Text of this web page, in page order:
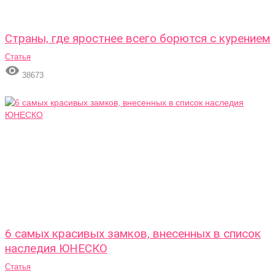
Страны, где яростнее всего борются с курением
Статья
 38673
6 самых красивых замков, внесенных в список
наследия ЮНЕСКО
Статья